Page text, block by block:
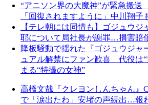
“アニソン界の大魔神”が緊急搬
「回復されますように」中川翔子
【テレ朝には同情も】ゴジュウ
耶について局社長が謝罪…損害賠
降板騒動で揺れた『ゴジュウジャ
ュアル解禁にファン歓喜 代役は
まる“特撮の女神”
高橋文哉『クレヨンしんちゃん』
で「涙出たわ」安堵の声続出…報